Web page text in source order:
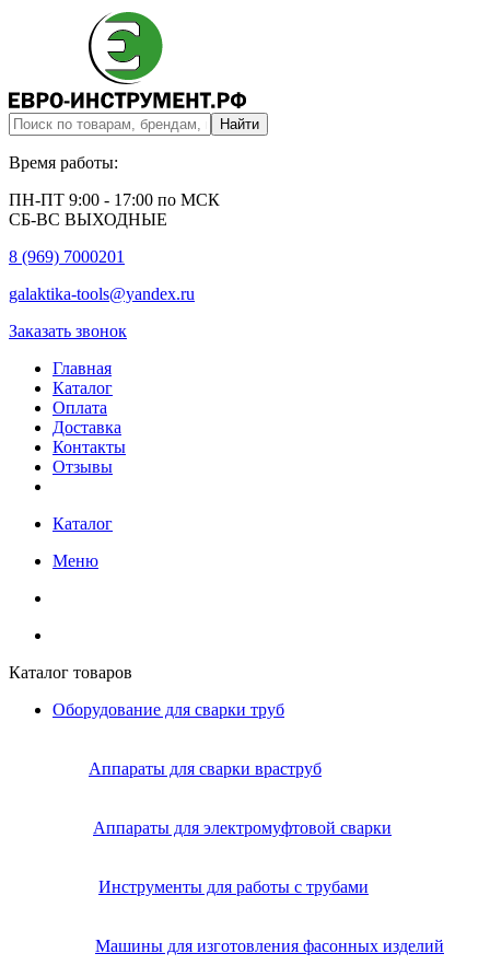
Время работы:
ПН-ПТ 9:00 - 17:00 по МСК
СБ-ВС ВЫХОДНЫЕ
8 (969) 7000201
galaktika-tools@yandex.ru
Заказать звонок
Главная
Каталог
Оплата
Доставка
Контакты
Отзывы
Каталог
Меню
Каталог товаров
Оборудование для сварки труб
Аппараты для сварки враструб
Аппараты для электромуфтовой сварки
Инструменты для работы с трубами
Машины для изготовления фасонных изделий